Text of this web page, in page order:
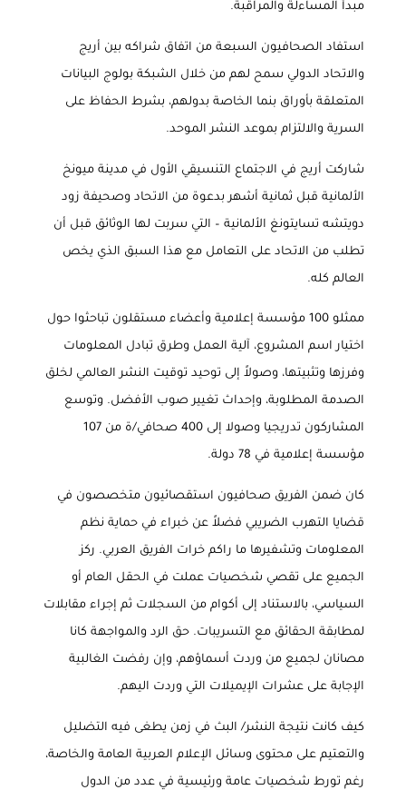
مبدأ المساءلة والمراقبة.
استفاد الصحافيون السبعة من اتفاق شراكه بين أريج
والاتحاد الدولي سمح لهم من خلال الشبكة بولوج البيانات
المتعلقة بأوراق بنما الخاصة بدولهم، بشرط الحفاظ على
السرية والالتزام بموعد النشر الموحد.
شاركت أريج في الاجتماع التنسيقي الأول في مدينة ميونخ
الألمانية قبل ثمانية أشهر بدعوة من الاتحاد وصحيفة زود
دويتشه تسايتونغ الألمانية – التي سربت لها الوثائق قبل أن
تطلب من الاتحاد على التعامل مع هذا السبق الذي يخص
العالم كله.
ممثلو 100 مؤسسة إعلامية وأعضاء مستقلون تباحثوا حول
اختيار اسم المشروع، آلية العمل وطرق تبادل المعلومات
وفرزها وتثبيتها، وصولاً إلى توحيد توقيت النشر العالمي لخلق
الصدمة المطلوبة، وإحداث تغيير صوب الأفضل. وتوسع
المشاركون تدريجيا وصولا إلى 400 صحافي/ة من 107
مؤسسة إعلامية في 78 دولة .
كان ضمن الفريق صحافيون استقصائيون متخصصون في
قضايا التهرب الضريبي فضلاً عن خبراء في حماية نظم
المعلومات وتشفيرها ما راكم خرات الفريق العربي. ركز
الجميع على تقصي شخصيات عملت في الحقل العام أو
السياسي، بالاستناد إلى أكوام من السجلات ثم إجراء مقابلات
لمطابقة الحقائق مع التسريبات. حق الرد والمواجهة كانا
مصانان لجميع من وردت أسماؤهم، وإن رفضت الغالبية
الإجابة على عشرات الإيميلات التي وردت اليهم.
كيف كانت نتيجة النشر/ البث في زمن يطغى فيه التضليل
والتعتيم على محتوى وسائل الإعلام العربية العامة والخاصة،
رغم تورط شخصيات عامة ورئيسية في عدد من الدول